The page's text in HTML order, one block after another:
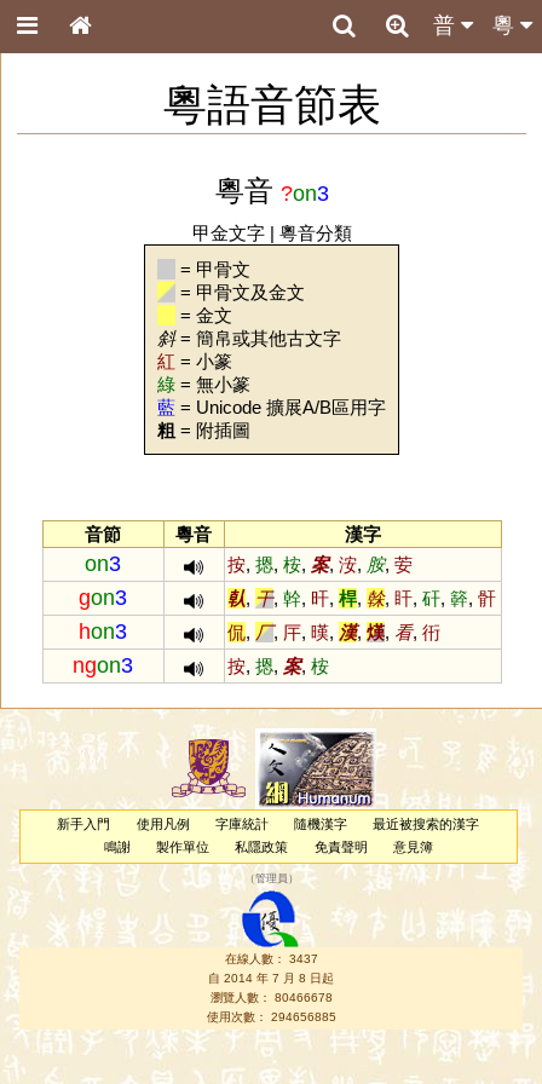
粵
普
粵語音節表
粵音 ?on3
甲金文字| 粵音分類
= 甲骨文
= 甲骨文及金文
= 金文
斜= 簡帛或其他古文字
紅 = 小篆
綠 = 無小篆
藍 = Unicode 擴展A/B區用字
粗 = 附插圖
音節 粵音 漢字
on3 按,摁,桉, 案,洝, 胺,荌
gon3 倝, 干,幹, 旰,桿,榦, 盰,矸,簳,骭
hon3 侃, 厂, 厈,暵, 漢,熯, 看,衎
ngon3 按,摁, 案,桉
新手入門 使用凡例 字庫統計 隨機漢字
最近被搜索的漢字
鳴謝
製作單位 私隱政策 免責聲明 意見簿
（管理員 ）
在線人數： 3437
自 2014 年 7 月 8 日起
瀏覽人數： 80466678
使用次數： 294656885